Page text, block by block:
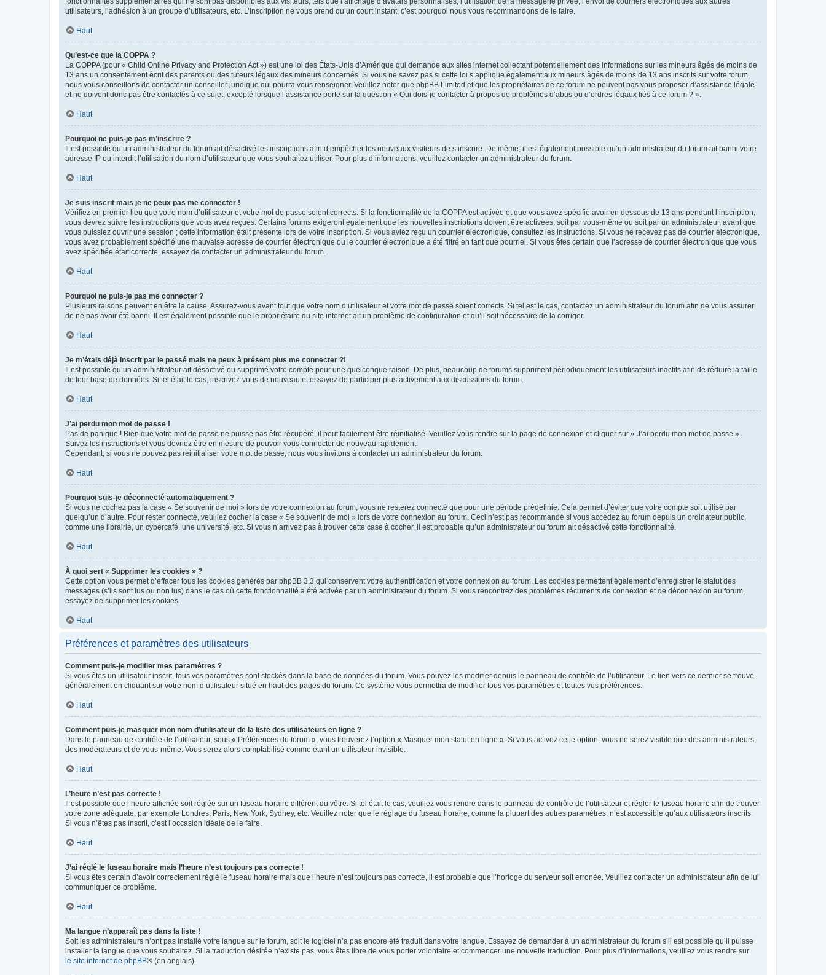
utilisateurs, l’adhésion à un groupe d’utilisateurs, etc. L’inscription ne vous prend qu’un court instant, c’est pourquoi nous vous recommandons de le faire.
Haut
Qu’est-ce que la COPPA ?
La COPPA (pour « Child Online Privacy and Protection Act ») est une loi des États-Unis d’Amérique qui demande aux sites internet collectant potentiellement des informations sur les mineurs âgés de moins de
13 ans un consentement écrit des parents ou des tuteurs légaux des mineurs concernés. Si vous ne savez pas si cette loi s’applique également aux mineurs âgés de moins de 13 ans inscrits sur votre forum,
nous vous conseillons de contacter un conseiller juridique qui pourra vous renseigner. Veuillez noter que phpBB Limited et que les propriétaires de ce forum ne peuvent pas vous proposer d’assistance légale
et ne doivent donc pas être contactés à ce sujet, excepté lorsque l’assistance porte sur la question « Qui dois-je contacter à propos de problèmes d’abus ou d’ordres légaux liés à ce forum ? ».
Haut
Pourquoi ne puis-je pas m’inscrire ?
Il est possible qu’un administrateur du forum ait désactivé les inscriptions afin d’empêcher les nouveaux visiteurs de s’inscrire. De même, il est également possible qu’un administrateur du forum ait banni votre
adresse IP ou interdit l’utilisation du nom d’utilisateur que vous souhaitez utiliser. Pour plus d’informations, veuillez contacter un administrateur du forum.
Haut
Je suis inscrit mais je ne peux pas me connecter !
Vérifiez en premier lieu que votre nom d’utilisateur et votre mot de passe soient corrects. Si la fonctionnalité de la COPPA est activée et que vous avez spécifié avoir en dessous de 13 ans pendant l’inscription,
vous devrez suivre les instructions que vous avez reçues. Certains forums exigeront également que les nouvelles inscriptions doivent être activées, soit par vous-même ou soit par un administrateur, avant que
vous puissiez ouvrir une session ; cette information était présente lors de votre inscription. Si vous aviez reçu un courrier électronique, consultez les instructions. Si vous ne recevez pas de courrier électronique,
vous avez probablement spécifié une mauvaise adresse de courrier électronique ou le courrier électronique a été filtré en tant que pourriel. Si vous êtes certain que l’adresse de courrier électronique que vous
avez spécifiée était correcte, essayez de contacter un administrateur du forum.
Haut
Pourquoi ne puis-je pas me connecter ?
Plusieurs raisons peuvent en être la cause. Assurez-vous avant tout que votre nom d’utilisateur et votre mot de passe soient corrects. Si tel est le cas, contactez un administrateur du forum afin de vous assurer
de ne pas avoir été banni. Il est également possible que le propriétaire du site internet ait un problème de configuration et qu’il soit nécessaire de la corriger.
Haut
Je m’étais déjà inscrit par le passé mais ne peux à présent plus me connecter ?!
Il est possible qu’un administrateur ait désactivé ou supprimé votre compte pour une quelconque raison. De plus, beaucoup de forums suppriment périodiquement les utilisateurs inactifs afin de réduire la taille
de leur base de données. Si tel était le cas, inscrivez-vous de nouveau et essayez de participer plus activement aux discussions du forum.
Haut
J’ai perdu mon mot de passe !
Pas de panique ! Bien que votre mot de passe ne puisse pas être récupéré, il peut facilement être réinitialisé. Veuillez vous rendre sur la page de connexion et cliquer sur « J’ai perdu mon mot de passe ».
Suivez les instructions et vous devriez être en mesure de pouvoir vous connecter de nouveau rapidement.
Cependant, si vous ne pouvez pas réinitialiser votre mot de passe, nous vous invitons à contacter un administrateur du forum.
Haut
Pourquoi suis-je déconnecté automatiquement ?
Si vous ne cochez pas la case « Se souvenir de moi » lors de votre connexion au forum, vous ne resterez connecté que pour une période prédéfinie. Cela permet d’éviter que votre compte soit utilisé par
quelqu’un d’autre. Pour rester connecté, veuillez cocher la case « Se souvenir de moi » lors de votre connexion au forum. Ceci n’est pas recommandé si vous accédez au forum depuis un ordinateur public,
comme une librairie, un cybercafé, une université, etc. Si vous n’arrivez pas à trouver cette case à cocher, il est probable qu’un administrateur du forum ait désactivé cette fonctionnalité.
Haut
À quoi sert « Supprimer les cookies » ?
Cette option vous permet d’effacer tous les cookies générés par phpBB 3.3 qui conservent votre authentification et votre connexion au forum. Les cookies permettent également d’enregistrer le statut des
messages (s’ils sont lus ou non lus) dans le cas où cette fonctionnalité a été activée par un administrateur du forum. Si vous rencontrez des problèmes récurrents de connexion et de déconnexion au forum,
essayez de supprimer les cookies.
Haut
Préférences et paramètres des utilisateurs
Comment puis-je modifier mes paramètres ?
Si vous êtes un utilisateur inscrit, tous vos paramètres sont stockés dans la base de données du forum. Vous pouvez les modifier depuis le panneau de contrôle de l’utilisateur. Le lien vers ce dernier se trouve
généralement en cliquant sur votre nom d’utilisateur situé en haut des pages du forum. Ce système vous permettra de modifier tous vos paramètres et toutes vos préférences.
Haut
Comment puis-je masquer mon nom d’utilisateur de la liste des utilisateurs en ligne ?
Dans le panneau de contrôle de l’utilisateur, sous « Préférences du forum », vous trouverez l’option « Masquer mon statut en ligne ». Si vous activez cette option, vous ne serez visible que des administrateurs,
des modérateurs et de vous-même. Vous serez alors comptabilisé comme étant un utilisateur invisible.
Haut
L’heure n’est pas correcte !
Il est possible que l’heure affichée soit réglée sur un fuseau horaire différent du vôtre. Si tel était le cas, veuillez vous rendre dans le panneau de contrôle de l’utilisateur et régler le fuseau horaire afin de trouver
votre zone adéquate, par exemple Londres, Paris, New York, Sydney, etc. Veuillez noter que le réglage du fuseau horaire, comme la plupart des autres paramètres, n’est accessible qu’aux utilisateurs inscrits.
Si vous n’êtes pas inscrit, c’est l’occasion idéale de le faire.
Haut
J’ai réglé le fuseau horaire mais l’heure n’est toujours pas correcte !
Si vous êtes certain d’avoir correctement réglé le fuseau horaire mais que l’heure n’est toujours pas correcte, il est probable que l’horloge du serveur soit erronée. Veuillez contacter un administrateur afin de lui
communiquer ce problème.
Haut
Ma langue n’apparaît pas dans la liste !
Soit les administrateurs n’ont pas installé votre langue sur le forum, soit le logiciel n’a pas encore été traduit dans votre langue. Essayez de demander à un administrateur du forum s’il est possible qu’il puisse
installer la langue que vous souhaitez. Si la traduction désirée n’existe pas, vous êtes libre de vous porter volontaire et commencer une nouvelle traduction. Pour plus d’informations, veuillez vous rendre sur
le site internet de phpBB® (en anglais).